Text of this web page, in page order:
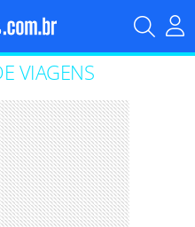
VIAGENS